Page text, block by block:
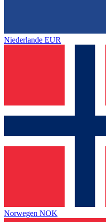
Niederlande EUR
Norwegen NOK